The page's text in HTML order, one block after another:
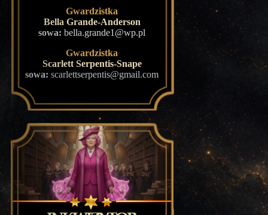
Gwardzistka
Bella Grande-Anderson
sowa: bella.grande1@wp.pl
Gwardzistka
Scarlett Serpentis-Snape
sowa: scarlettserpentis@gmail.com